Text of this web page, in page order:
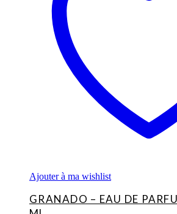
Ajouter à ma wishlist
GRANADO – EAU DE